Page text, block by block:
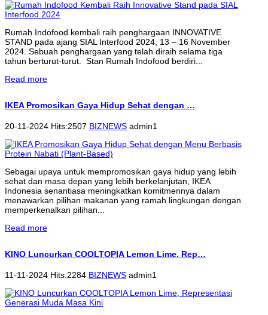
Rumah Indofood kembali raih penghargaan INNOVATIVE
STAND pada ajang SIAL Interfood 2024, 13 – 16 November
2024. Sebuah penghargaan yang telah diraih selama tiga
tahun berturut-turut. Stan Rumah Indofood berdiri...
Read more
IKEA Promosikan Gaya Hidup Sehat dengan …
20-11-2024 Hits:2507 BIZNEWS admin1
Sebagai upaya untuk mempromosikan gaya hidup yang lebih
sehat dan masa depan yang lebih berkelanjutan, IKEA
Indonesia senantiasa meningkatkan komitmennya dalam
menawarkan pilihan makanan yang ramah lingkungan dengan
memperkenalkan pilihan...
Read more
KINO Luncurkan COOLTOPIA Lemon Lime, Rep…
11-11-2024 Hits:2284 BIZNEWS admin1